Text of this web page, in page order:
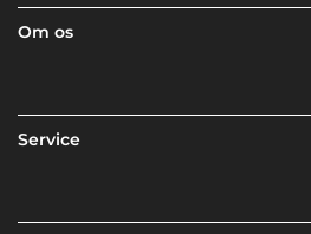
Om os
Service